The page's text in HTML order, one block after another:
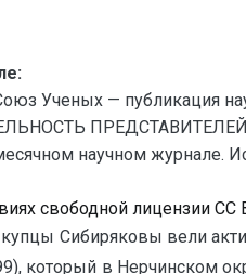
Ученых — публикация
научном журнале.
свободной лицензии CC
купцы Сибиряковы вели
который в Нерчинском